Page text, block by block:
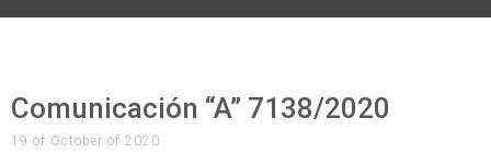
Comunicación “A” 7138/2020
19 of October of 2020